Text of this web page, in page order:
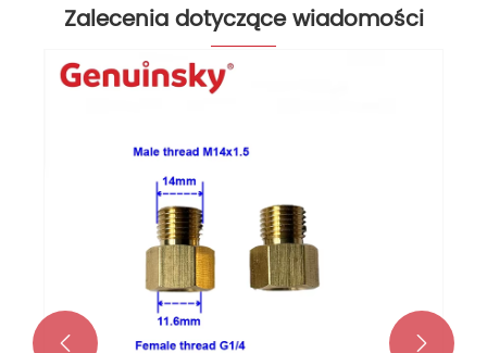
Zalecenia dotyczące wiadomości
 